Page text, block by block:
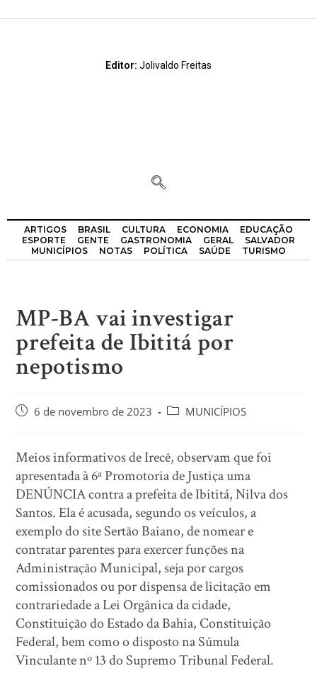
Editor: Jolivaldo Freitas
ARTIGOS BRASIL CULTURA ECONOMIA
EDUCAÇÃO
ESPORTE
GENTE GASTRONOMIA GERAL
SALVADOR
MUNICÍPIOS
NOTAS POLÍTICA SAÚDE TURISMO
MP-BA vai investigar
prefeita de Ibititá por
nepotismo
6 de novembro de 2023 MUNICÍPIOS
Meios informativos de Irecê, observam que foi
apresentada à 6ª Promotoria de Justiça uma
DENÚNCIA contra a prefeita de Ibititá, Nilva dos
Santos. Ela é acusada, segundo os veículos, a
exemplo do site Sertão Baiano, de nomear e
contratar parentes para exercer funções na
Administração Municipal, seja por cargos
comissionados ou por dispensa de licitação em
contrariedade a Lei Orgânica da cidade,
Constituição do Estado da Bahia, Constituição
Federal, bem como o disposto na Súmula
Vinculante nº 13 do Supremo Tribunal Federal.